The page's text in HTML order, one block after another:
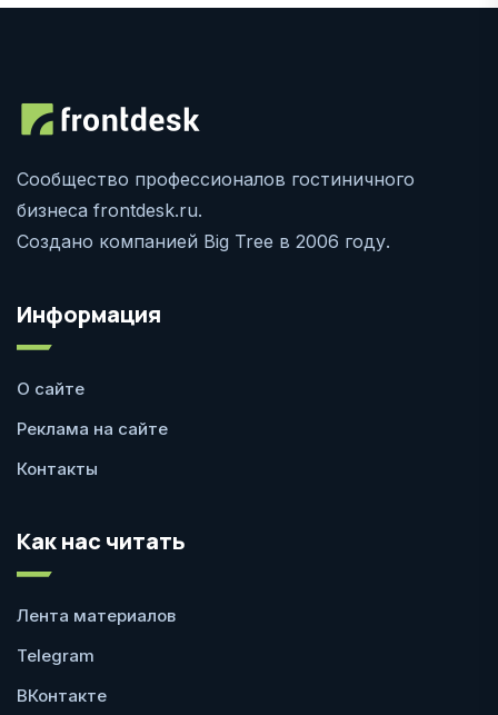
Сообщество профессионалов гостиничного
бизнеса frontdesk.ru.
Создано компанией Big Tree в 2006 году.
Информация
О сайте
Реклама на сайте
Контакты
Как нас читать
Лента материалов
Telegram
ВКонтакте